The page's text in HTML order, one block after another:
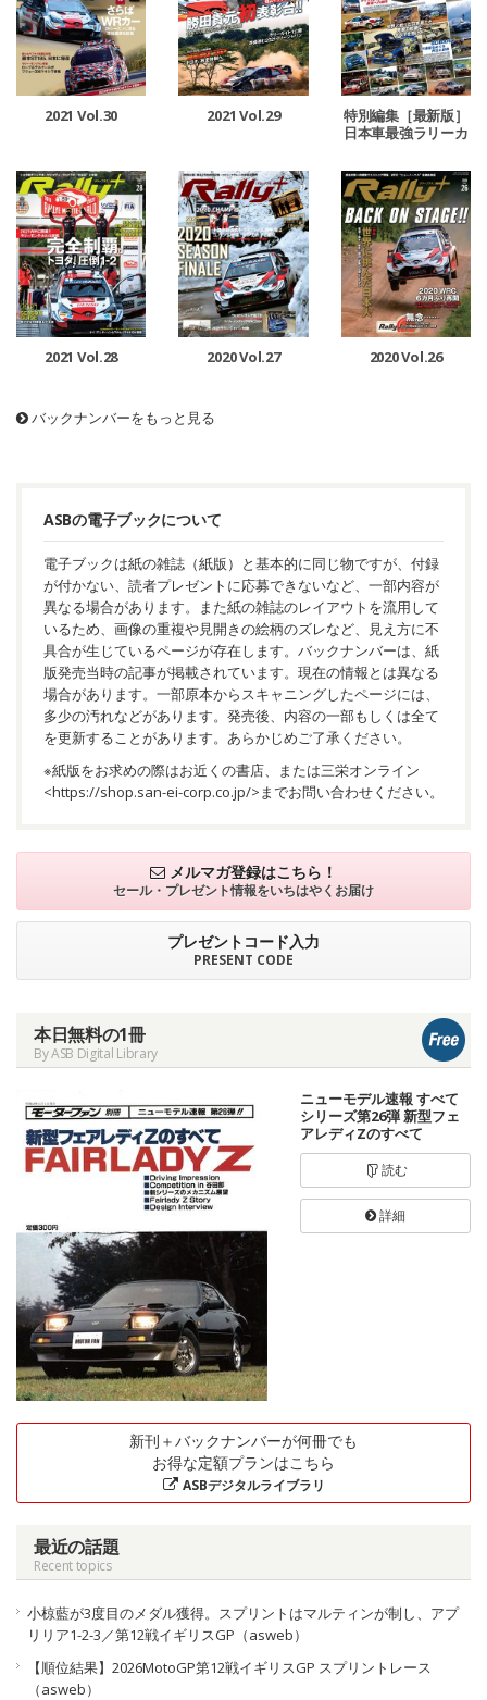
2021 Vol.30 2021 Vol.29
特別編集［最新版］
日本車最強ラリーカ
2021 Vol.28 2020 Vol.27 2020 Vol.26
バックナンバーをもっと見る
ASBの電子ブックについて
電子ブックは紙の雑誌（紙版）と基本的に同じ物ですが、付録
が付かない、読者プレゼントに応募できないなど、一部内容が
異なる場合があります。また紙の雑誌のレイアウトを流用して
いるため、画像の重複や見開きの絵柄のズレなど、見え方に不
具合が生じているページが存在します。バックナンバーは、紙
版発売当時の記事が掲載されています。現在の情報とは異なる
場合があります。一部原本からスキャニングしたページには、
多少の汚れなどがあります。発売後、内容の一部もしくは全て
を更新することがあります。あらかじめご了承ください。
※紙版をお求めの際はお近くの書店、または三栄オンライン
<https://shop.san-ei-corp.co.jp/>までお問い合わせください。
メルマガ登録はこちら！
セール・プレゼント情報をいちはやくお届け
プレゼントコード入力
PRESENT CODE
本日無料の1冊
By ASB Digital Library
ニューモデル速報 すべて
シリーズ第26弾 新型フェ
アレディZのすべて
読む
詳細
新刊＋バックナンバーが何冊でも
お得な定額プランはこちら
ASBデジタルライブラリ
最近の話題
Recent topics
小椋藍が3度目のメダル獲得。スプリントはマルティンが制し、アプ
リリア1-2-3／第12戦イギリスGP（asweb）
【順位結果】2026MotoGP第12戦イギリスGP スプリントレース
（asweb）